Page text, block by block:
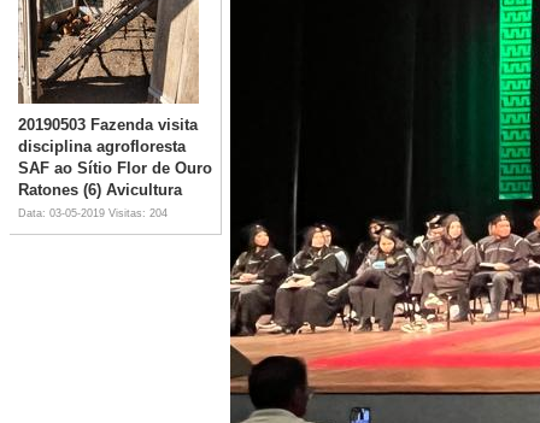
20190503 Fazenda visita
disciplina agrofloresta
SAF ao Sítio Flor de Ouro
Ratones (6) Avicultura
Data: 03-05-2019 Visitas: 204